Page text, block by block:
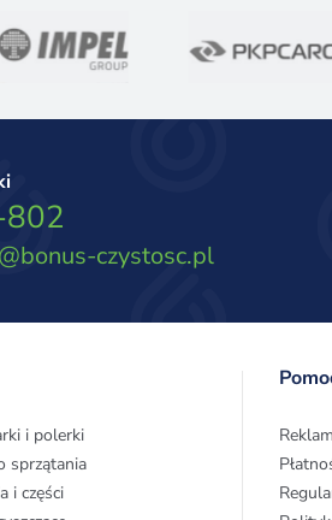
czystosc.pl
i polerki
sprzątania
i części